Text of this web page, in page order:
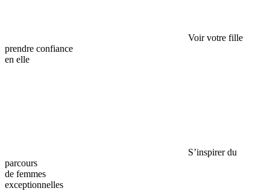
Voir votre fille
prendre confiance
en elle
S’inspirer du
parcours
de femmes
exceptionnelles